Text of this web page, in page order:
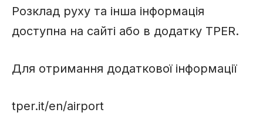
Розклад руху та інша інформація
доступна на сайті або в додатку TPER.
Для отримання додаткової інформації
tper.it/en/airport